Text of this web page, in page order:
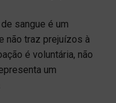
sangue é um
não traz prejuízos à
é voluntária, não
um